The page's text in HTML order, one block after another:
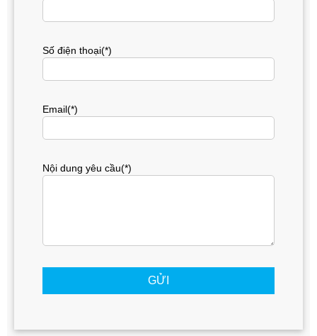
Số điện thoại(*)
Email(*)
Nội dung yêu cầu(*)
GỬI